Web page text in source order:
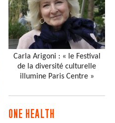
Carla Arigoni : « le Festival
de la diversité culturelle
illumine Paris Centre »
ONE HEALTH